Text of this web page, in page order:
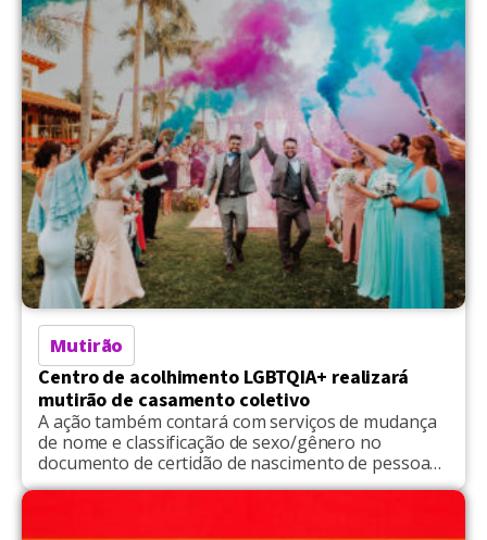
Mutirão
Centro de acolhimento LGBTQIA+ realizará
mutirão de casamento coletivo
A ação também contará com serviços de mudança
de nome e classificação de sexo/gênero no
documento de certidão de nascimento de pessoas
transgênero, além de ações Civis de menos